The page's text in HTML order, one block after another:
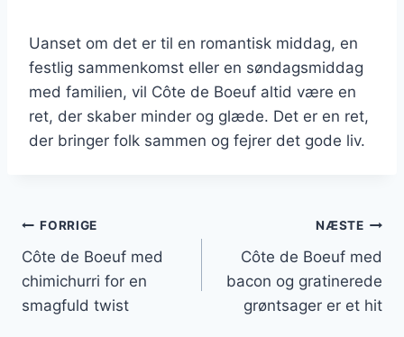
Uanset om det er til en romantisk middag, en
festlig sammenkomst eller en søndagsmiddag
med familien, vil Côte de Boeuf altid være en
ret, der skaber minder og glæde. Det er en ret,
der bringer folk sammen og fejrer det gode liv.
Indlægsnavigation
FORRIGE
Côte de Boeuf med
chimichurri for en
smagfuld twist
NÆSTE
Côte de Boeuf med
bacon og gratinerede
grøntsager er et hit